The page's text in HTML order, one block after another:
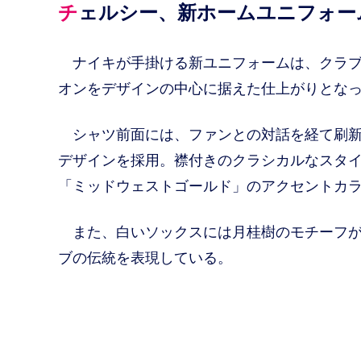
チェルシー、新ホームユニフォ
ナイキが手掛ける新ユニフォームは、クラ
オンをデザインの中心に据えた仕上がりとな
シャツ前面には、ファンとの対話を経て刷
デザインを採用。襟付きのクラシカルなスタ
「ミッドウェストゴールド」のアクセントカ
また、白いソックスには月桂樹のモチーフ
ブの伝統を表現している。